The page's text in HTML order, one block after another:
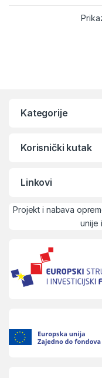
Kategorije
Korisnički kutak
Linkovi
Projekt i nabava
unije